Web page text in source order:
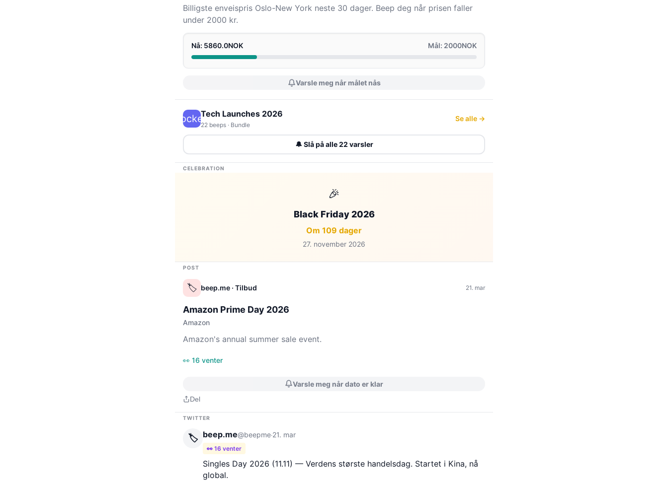
Billigste enveispris Oslo-New York neste 30 dager. Beep deg når prisen faller
under 2000 kr.
Nå: 5860.0NOK Mål: 2000NOK
Varsle meg når målet nås
rocketTech Launches 2026
22 beeps · Bundle
Se alle →
🔔 Slå på alle 22 varsler
CELEBRATION
🎉
Black Friday 2026
Om 109 dager
27. november 2026
POST
🏷️ beep.me · Tilbud 21. mar
Amazon Prime Day 2026
Amazon
Amazon's annual summer sale event.
👀 16 venter
Varsle meg når dato er klar
Del
TWITTER
🏷️ beep.me@beepme·21. mar
👀 16 venter
Singles Day 2026 (11.11) — Verdens største handelsdag. Startet i Kina, nå
global.